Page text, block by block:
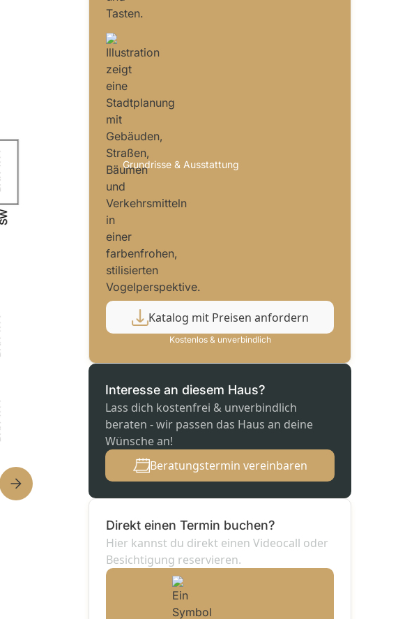
Grundrisse & Ausstattung
Katalog mit Preisen anfordern
Kostenlos & unverbindlich
Interesse an diesem Haus?
Lass dich kostenfrei & unverbindlich
beraten - wir passen das Haus an deine
Wünsche an!
Beratungstermin vereinbaren
Direkt einen Termin buchen?
Hier kannst du direkt einen Videocall oder
Besichtigung reservieren.